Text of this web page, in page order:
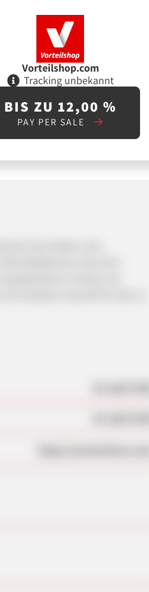
Vorteilshop.com
Tracking unbekannt
BIS ZU 12,00 %
PAY PER SALE